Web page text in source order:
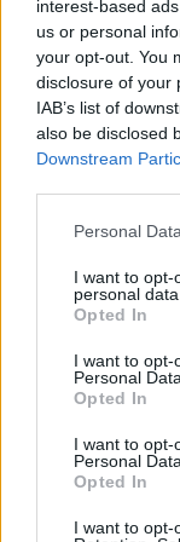
interest-based
us or personal
your opt-out. You
disclosure of your
IAB’s list of
also be disclosed
Downstream
Personal
I want to opt-
personal data.
Opted In
I want to opt-
Personal Data.
Opted In
I want to opt-
Personal
Opted In
I want to opt-
Deloitte
της ΔΕΗ για
ενέργειας
07/08/2026 - 16:38
Στρατηγική
Συνάλλαγμα: Το
1,1534 δολάρια
07/08/2026 - 15:45
Χρηματιστήριο:
07/08/2026 - 15:21
άνω των 40°C